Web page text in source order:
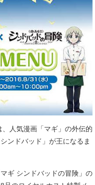
人気漫画「マギ」の外伝的
ンドバッド」が王になるま
ギ シンドバッドの冒険」の